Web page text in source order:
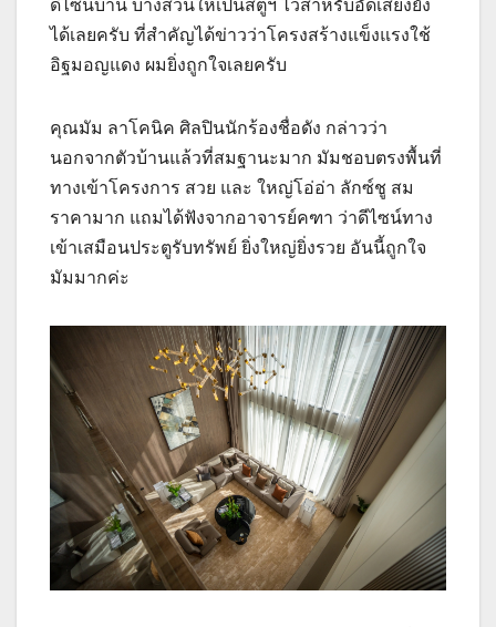
ดีไซน์บ้าน บางส่วนให้เป็นสตูฯ ไว้สำหรับอัดเสียงยัง
ได้เลยครับ ที่สำคัญได้ข่าวว่าโครงสร้างแข็งแรงใช้
อิฐมอญแดง ผมยิ่งถูกใจเลยครับ
คุณมัม ลาโคนิค ศิลปินนักร้องชื่อดัง กล่าวว่า
นอกจากตัวบ้านแล้วที่สมฐานะมาก มัมชอบตรงพื้นที่
ทางเข้าโครงการ สวย และ ใหญ่โอ่อ่า ลักซ์ชู สม
ราคามาก แถมได้ฟังจากอาจารย์คฑา ว่าดีไซน์ทาง
เข้าเสมือนประตูรับทรัพย์ ยิ่งใหญ่ยิ่งรวย อันนี้ถูกใจ
มัมมากค่ะ